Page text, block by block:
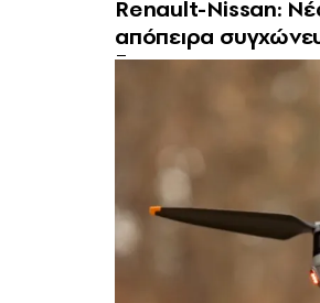
Renault-Nissan:
απόπειρα